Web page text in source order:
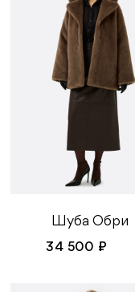
Шуба Обри
34 500 ₽